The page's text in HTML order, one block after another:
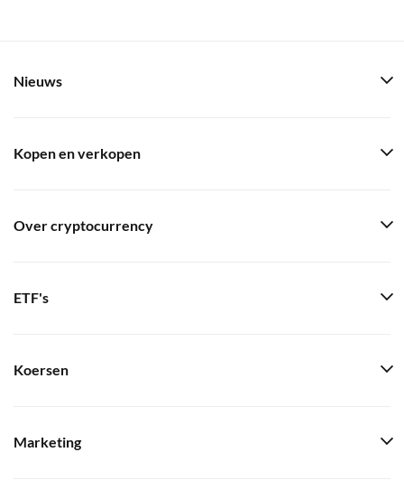
Nieuws
Kopen en verkopen
Over cryptocurrency
ETF's
Koersen
Marketing